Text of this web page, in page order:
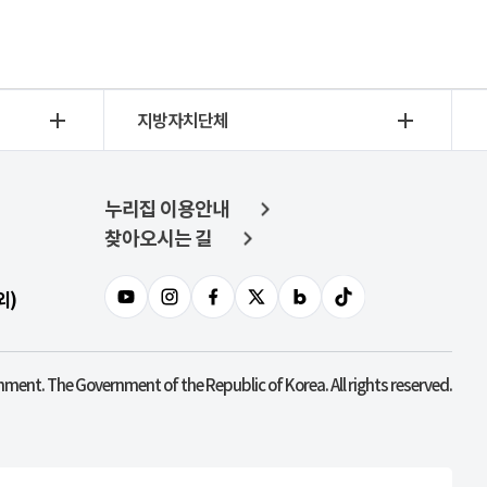
지방자치단체
)
누리집 이용안내
찾아오시는 길
The Government of the Republic of Korea. All rights reserved.